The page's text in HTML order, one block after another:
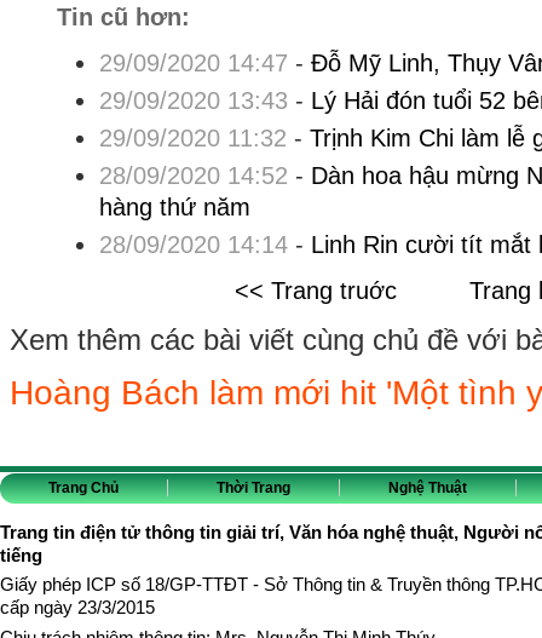
Tin cũ hơn:
29/09/2020 14:47 - Đỗ Mỹ Linh, Thụy
29/09/2020 13:43 - Lý Hải đón tuổi 52
29/09/2020 11:32 - Trịnh Kim Chi làm lễ
28/09/2020 14:52 - Dàn hoa hậu mừng
hàng thứ năm
28/09/2020 14:14- Linh Rin cười tít mắt
<< Trang truớc
Trang
Xem thêm các bài viết cùng chủ đề với
Hoàng Bách làm mới hit 'Một tình
Trang Chủ Thời Trang Nghệ Thuật
Trang tin điện tử thông tin giải trí, Văn hóa nghệ thuật, Người
tiếng
Giấy phép ICP số 18/GP-TTĐT - Sở Thông tin & Truyền thông
cấp ngày 23/3/2015